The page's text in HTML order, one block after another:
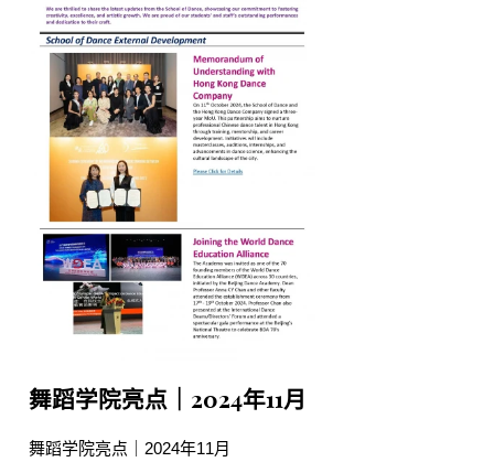
舞蹈学院亮点｜2024年11月
舞蹈学院亮点｜2024年11月